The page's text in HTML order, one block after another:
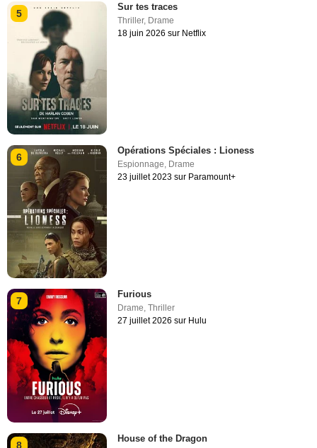
5
Sur tes traces
Thriller, Drame
18 juin 2026 sur Netflix
6
Opérations Spéciales : Lioness
Espionnage, Drame
23 juillet 2023 sur Paramount+
7
Furious
Drame,Thriller
27 juillet 2026 sur Hulu
8
House of the Dragon